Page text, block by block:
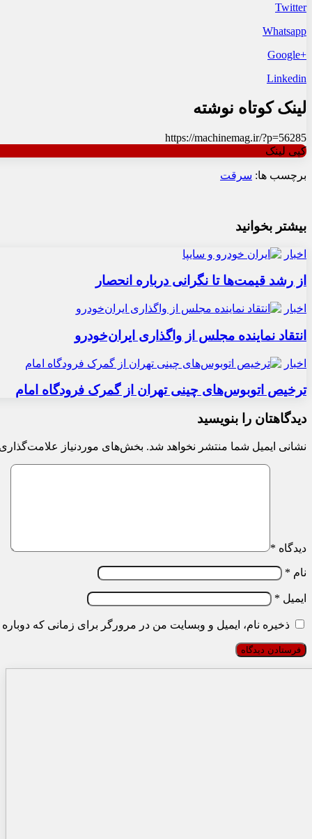
Twitter
Whatsapp
+Google
Linkedin
لینک کوتاه نوشته
https://machinemag.ir/?p=56285
کپی لینک
برچسب ها: سرقت
بیشتر بخوانید
اخبار
از رشد قیمت‌ها تا نگرانی درباره انحصار
اخبار
انتقاد نماینده مجلس از واگذاری ایران‌خودرو
اخبار
ترخیص اتوبوس‌های چینی تهران از گمرک فرودگاه امام
دیدگاهتان را بنویسید
نشانی ایمیل شما منتشر نخواهد شد. بخش‌های موردنیاز
دیدگاه *
نام *
ایمیل *
ذخیره نام، ایمیل و وبسایت من در مرورگر برای زمانی که